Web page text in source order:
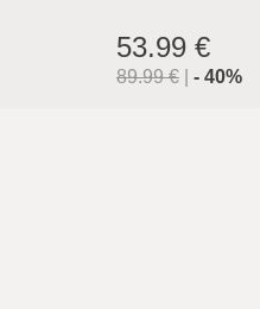
53.99 €
89.99€ - 40%